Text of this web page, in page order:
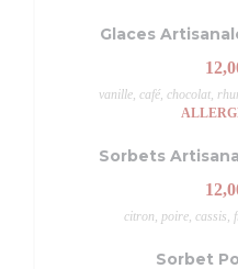
Glaces
vanille, café, chocolat,
Sorbets
citron, poire, cassis,
Sorbet